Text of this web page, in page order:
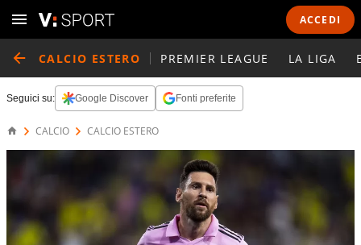
ACCEDI
CALCIO ESTERO PREMIER LEAGUE LA LIGA
Seguici su: Google Discover Fonti preferite
CALCIO CALCIO ESTERO